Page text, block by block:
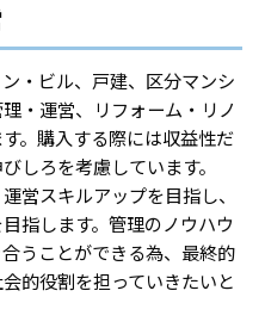
・ビル、戸建、区分マンシ
・運営、リフォーム・リノ
。購入する際には収益性だ
しろを考慮しています。
営スキルアップを目指し、
指します。管理のノウハウ
うことができる為、最終的
的役割を担っていきたいと